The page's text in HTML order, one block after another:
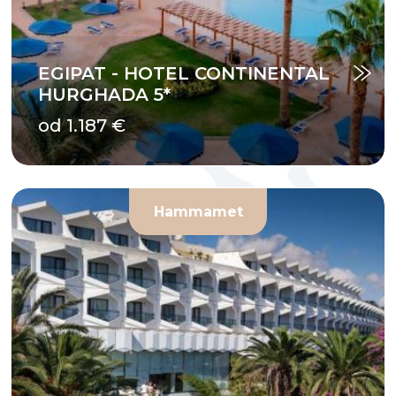
EGIPAT - HOTEL CONTINENTAL
HURGHADA 5*
od 1.187 €
Hammamet